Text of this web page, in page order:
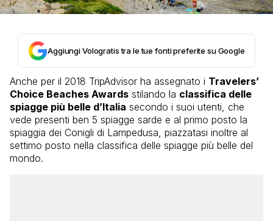
Aggiungi Vologratis tra le tue fonti preferite su Google
Anche per il 2018 TripAdvisor ha assegnato i Travelers’
Choice Beaches Awards stilando la classifica delle
spiagge più belle d’Italia secondo i suoi utenti, che
vede presenti ben 5 spiagge sarde e al primo posto la
spiaggia dei Conigli di Lampedusa, piazzatasi inoltre al
settimo posto nella classifica delle spiagge più belle del
mondo.